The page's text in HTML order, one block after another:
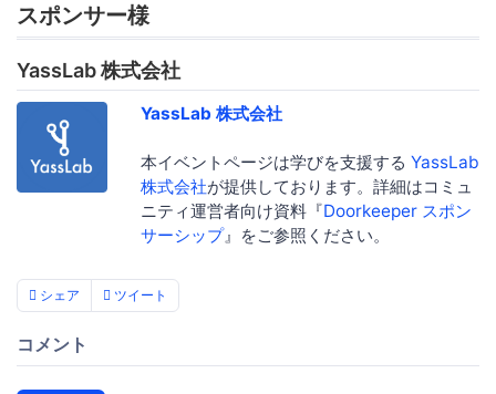
スポンサー様
YassLab 株式会社
YassLab 株式会社
本イベントページは学びを支援する YassLab
株式会社が提供しております。詳細はコミュ
ニティ運営者向け資料『Doorkeeper スポン
サーシップ』をご参照ください。
シェア ツイート
コメント